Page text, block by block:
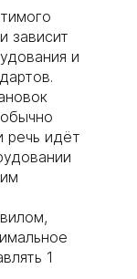
зависит
и
речь идёт
1